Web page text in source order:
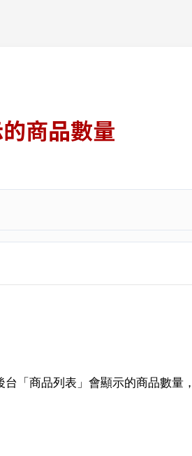
商品數量
台「商品列表」會顯示的商品數量